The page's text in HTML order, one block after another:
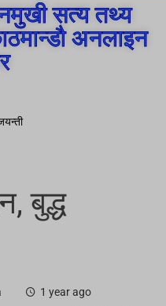
सत्य तथ्य
अनलाइन
बुद्ध
1 year ago